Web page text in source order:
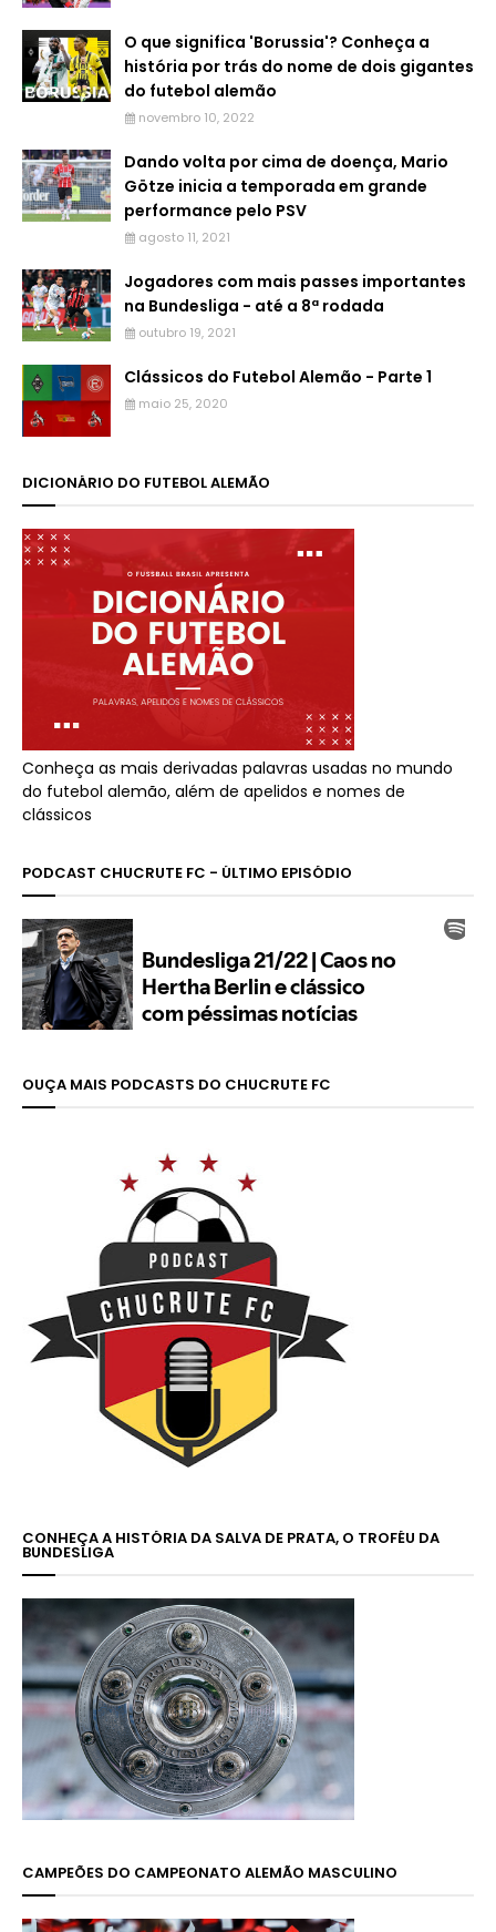
O que significa 'Borussia'? Conheça a
história por trás do nome de dois gigantes
do futebol alemão
novembro 10, 2022
Dando volta por cima de doença, Mario
Götze inicia a temporada em grande
performance pelo PSV
agosto 11, 2021
Jogadores com mais passes importantes
na Bundesliga - até a 8ª rodada
outubro 19, 2021
Clássicos do Futebol Alemão - Parte 1
maio 25, 2020
DICIONÁRIO DO FUTEBOL ALEMÃO
Conheça as mais derivadas palavras usadas no mundo
do futebol alemão, além de apelidos e nomes de
clássicos
PODCAST CHUCRUTE FC - ÚLTIMO EPISÓDIO
OUÇA MAIS PODCASTS DO CHUCRUTE FC
CONHEÇA A HISTÓRIA DA SALVA DE PRATA, O TROFÉU DA
BUNDESLIGA
CAMPEÕES DO CAMPEONATO ALEMÃO MASCULINO